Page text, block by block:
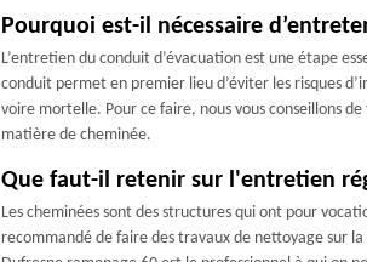
Pourquoi est-il nécessaire
L’entretien du conduit d’évacuation est une étape
conduit permet en premier lieu d’éviter les risques
voire mortelle. Pour ce faire, nous vous conseillons
matière de cheminée.
Que faut-il retenir sur l'entretien
Les cheminées sont des structures qui ont pour
recommandé de faire des travaux de nettoyage sur